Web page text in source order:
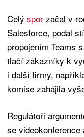
Celý spor začal v
Salesforce, podal
propojením Teams
tlačí zákazníky k
i další firmy,
komise zahájila
Regulátoři
se